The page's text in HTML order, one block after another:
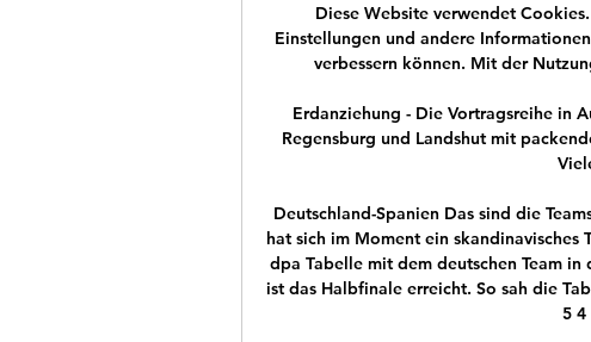
Diese Website verwendet
Einstellungen und andere
verbessern können. Mit der
Erdanziehung - Die Vortragsreihe in
Regensburg und Landshut mit
Deutschland-Spanien Das sind die
hat sich im Moment ein
dpa Tabelle mit dem deutschen Team
ist das Halbfinale erreicht. So sah die
5 4